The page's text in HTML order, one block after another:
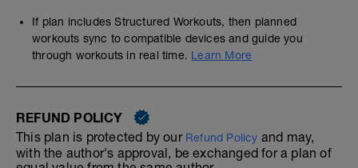
If plan includes Structured Workouts, then planned
workouts sync to compatible devices and guide you
through workouts in real time. Learn More
REFUND POLICY
This plan is protected by our Refund Policy and may,
with the author's approval, be exchanged for a plan of